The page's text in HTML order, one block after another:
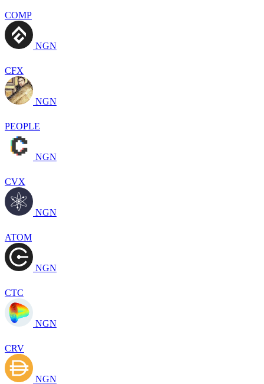
COMP
NGN
CFX
NGN
PEOPLE
NGN
CVX
NGN
ATOM
NGN
CTC
NGN
CRV
NGN